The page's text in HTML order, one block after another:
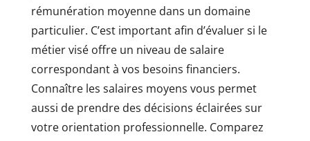
rémunération moyenne dans un domaine
particulier. C’est important afin d’évaluer si le
métier visé offre un niveau de salaire
correspondant à vos besoins financiers.
Connaître les salaires moyens vous permet
aussi de prendre des décisions éclairées sur
votre orientation professionnelle. Comparez